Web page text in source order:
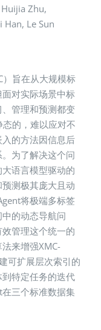
Zhu,
Le Sun
）旨在从大规模标
对实际场景中标
管理和预测都变
的，难以应对不
的方法因信息后
为了解决这个问
语言模型驱动的
测极其庞大且动
将极端多标签
的动态导航问
管理这个统一的
来增强XMC-
可扩展层次索引的
特定任务的迭代
三个标准数据集